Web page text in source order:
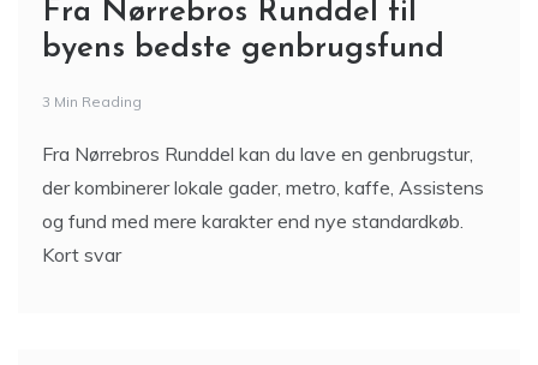
Fra Nørrebros Runddel til
byens bedste genbrugsfund
3 Min Reading
Fra Nørrebros Runddel kan du lave en genbrugstur,
der kombinerer lokale gader, metro, kaffe, Assistens
og fund med mere karakter end nye standardkøb.
Kort svar